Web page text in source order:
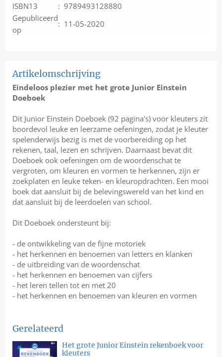
ISBN13
: 9789493128880
Gepubliceerd
op
: 11-05-2020
Artikelomschrijving
Eindeloos plezier met het grote Junior Einstein
Doeboek
Dit Junior Einstein Doeboek (92 pagina's) voor kleuters zit
boordevol leuke en leerzame oefeningen, zodat je kleuter
spelenderwijs bezig is met de voorbereiding op het
rekenen, taal, lezen en schrijven. Daarnaast bevat dit
Doeboek ook oefeningen om de woordenschat te
vergroten, om kleuren en vormen te herkennen, zijn er
zoekplaten en leuke teken- en kleuropdrachten. Een mooi
boek dat aansluit bij de belevingswereld van het kind en
dat aansluit bij de leerdoelen van school.
Dit Doeboek ondersteunt bij:
- de ontwikkeling van de fijne motoriek
- het herkennen en benoemen van letters en klanken
- de uitbreiding van de woordenschat
- het herkennen en benoemen van cijfers
- het leren tellen tot en met 20
- het herkennen en benoemen van kleuren en vormen
Gerelateerd
Het grote Junior Einstein rekenboek voor
kleuters